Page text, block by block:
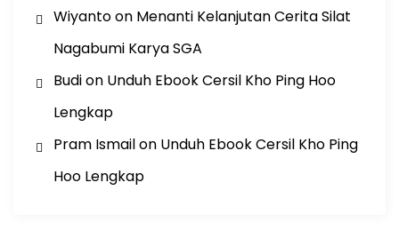
Wiyantoon Menanti Kelanjutan Cerita Silat
Nagabumi Karya SGA
Budion Unduh Ebook Cersil Kho Ping Hoo
Lengkap
Pram Ismailon Unduh Ebook Cersil Kho Ping
Hoo Lengkap